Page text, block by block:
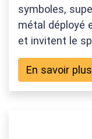
symboles,
métal déployé
et invitent le
En savoir plus